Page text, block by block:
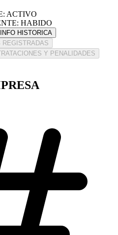
ACTIVO
HABIDO
INFO HISTORICA
REGISTRADAS
Y PENALIDADES